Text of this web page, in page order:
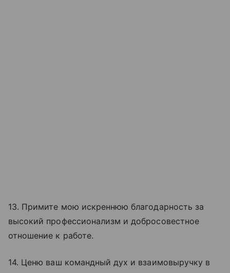
13. Примите мою искреннюю благодарность за
высокий профессионализм и добросовестное
отношение к работе.
14. Ценю ваш командный дух и взаимовыручку в